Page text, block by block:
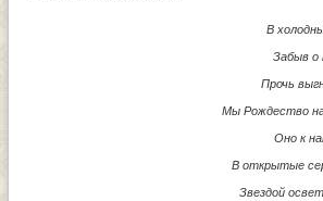
В
Забыв о
Прочь
Мы Рождество
Оно к
В открытые
Звездой